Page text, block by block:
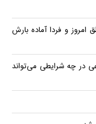
و فردا آماده بارش
در چه شرایطی می‌تواند